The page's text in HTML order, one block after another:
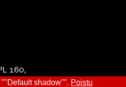
160,
shadow"". Poistu